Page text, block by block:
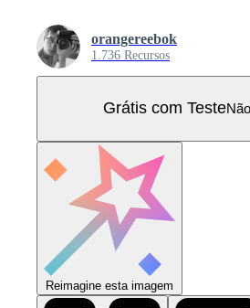
orangereebok
1.736 Recursos
Grátis com Teste
Reimagine esta imagem